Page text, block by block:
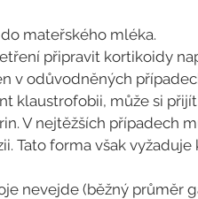
mateřského mléka.
připravit kortikoidy
v odůvodněných
klaustrofobii, může si
V nejtěžších případech
Tato forma však
nevejde (běžný průměr